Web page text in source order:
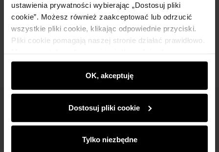
ustawienia prywatności wybierając „Dostosuj pliki
cookie”. Możesz również zaakceptować lub odrzucić
wszystkie pliki cookie, klikając odpowiednie przyciski.
Pliki cookie pomagają naszej stronie działać prawidłowo.
wyświetlać im dopasowane do ich preferencji treści,
rekomendacje oraz komunikaty reklamowe informujące o
najnowszych promocjach w e-sklepie. Informacje o tym,
partnerom społecznościowym, reklamowym i
analitycznym. Partnerzy mogą połączyć te informacje z
podczas korzystania z ich usług.
OK, akceptuję
Dostosuj pliki cookie
Tylko niezbędne
Wybierz rozmiar
Dodaj do koszyka
Newsletter
Bądź na bieżąco z nowościami i promocjami!